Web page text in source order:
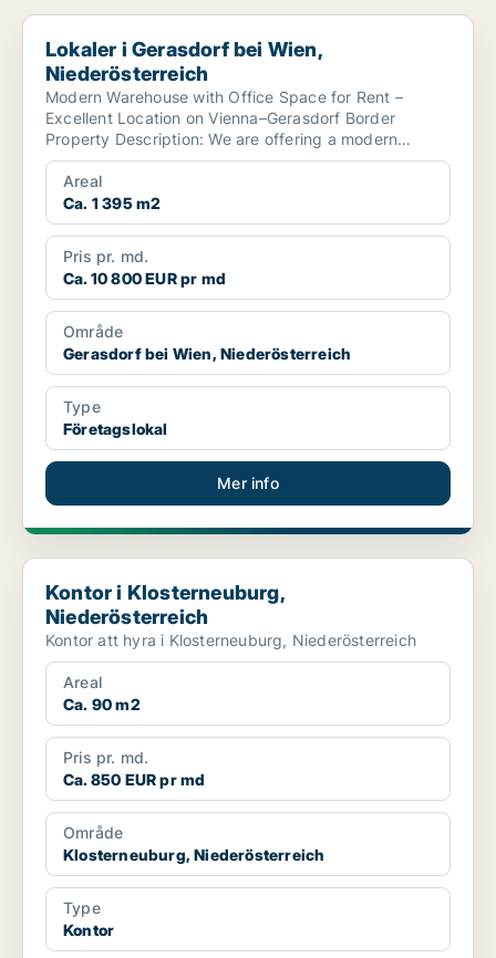
Lokaler i Gerasdorf bei Wien, Niederösterreich
Lokaler i Gerasdorf bei Wien,
Niederösterreich
Modern Warehouse with Office Space for Rent –
Excellent Location on Vienna–Gerasdorf Border
Property Description: We are offering a modern
warehouse with...
Areal
Ca. 1 395 m2
Pris pr. md.
Ca. 10 800 EUR pr md
Område
Gerasdorf bei Wien, Niederösterreich
Type
Företagslokal
Mer info
Kontor i Klosterneuburg, Niederösterreich
Kontor i Klosterneuburg,
Niederösterreich
Kontor att hyra i Klosterneuburg, Niederösterreich
Areal
Ca. 90 m2
Pris pr. md.
Ca. 850 EUR pr md
Område
Klosterneuburg, Niederösterreich
Type
Kontor